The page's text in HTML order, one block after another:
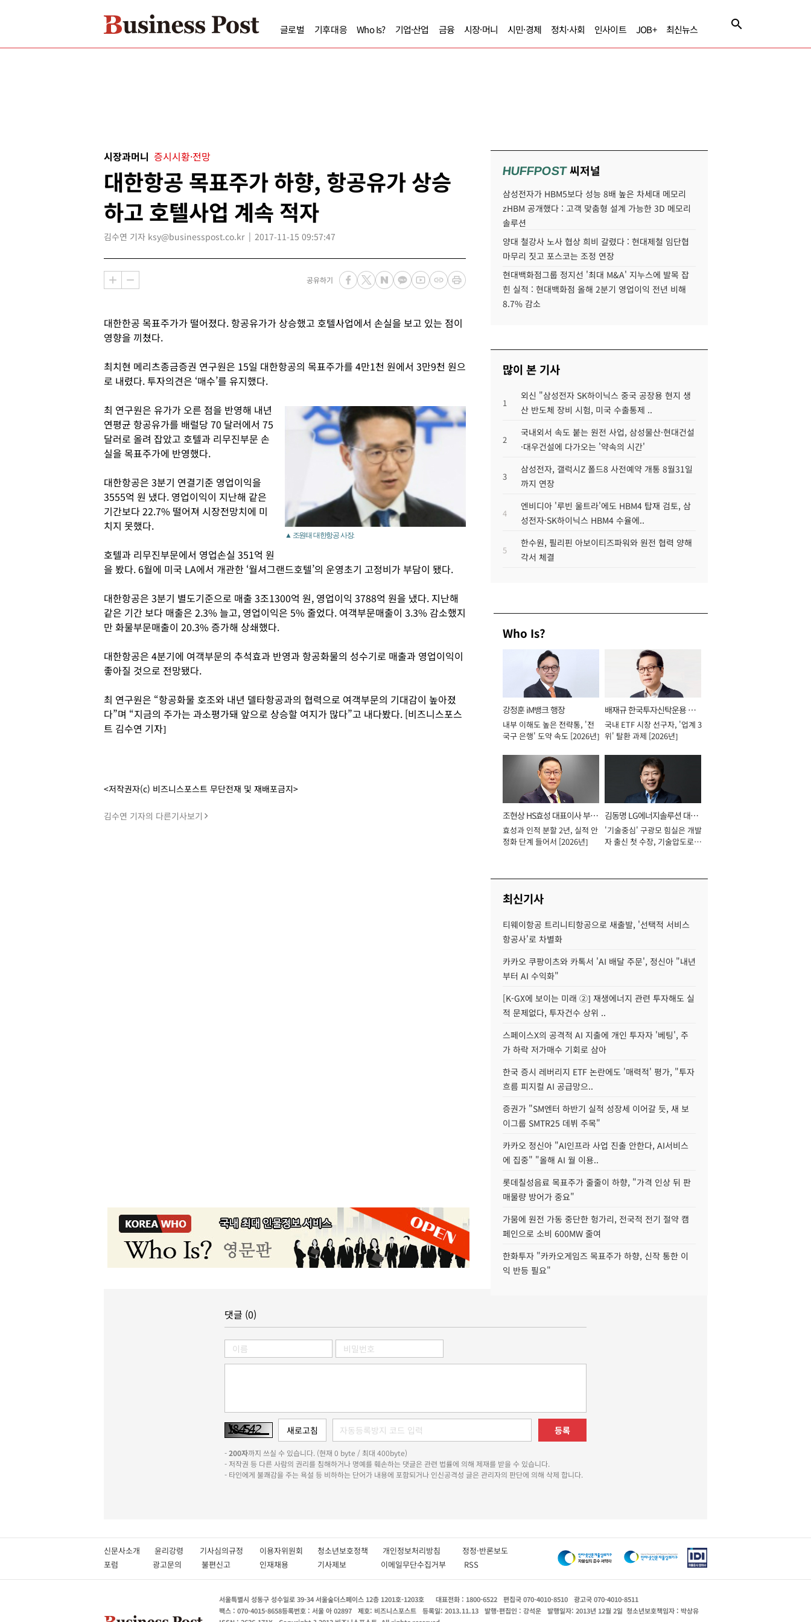
글로벌 기후대응 Who Is? 기업·산업 금융 시장·머니 시민·경제 정치·사회 인사이트 JOB+ 최신뉴스
시장과머니 증시시황·전망
대한항공 목표주가 하향, 항공유가 상승
하고 호텔사업 계속 적자
김수연 기자 ksy@businesspost.co.kr 2017-11-15 09:57:47
공유하기
대한한공 목표주가가 떨어졌다. 항공유가가 상승했고 호텔사업에서 손실을 보고 있는 점이
영향을 끼쳤다.
최치현 메리츠종금증권 연구원은 15일 대한항공의 목표주가를 4만1천 원에서 3만9천 원으
로 내렸다. 투자의견은 ‘매수’를 유지했다.
▲ 조원태 대한항공 사장.
최 연구원은 유가가 오른 점을 반영해 내년
연평균 항공유가를 배럴당 70 달러에서 75
달러로 올려 잡았고 호텔과 리무진부문 손
실을 목표주가에 반영했다.
대한항공은 3분기 연결기준 영업이익을
3555억 원 냈다. 영업이익이 지난해 같은
기간보다 22.7% 떨어져 시장전망치에 미
치지 못했다.
호텔과 리무진부문에서 영업손실 351억 원
을 봤다. 6월에 미국 LA에서 개관한 ‘월셔그랜드호텔’의 운영초기 고정비가 부담이 됐다.
대한항공은 3분기 별도기준으로 매출 3조1300억 원, 영업이익 3788억 원을 냈다. 지난해
같은 기간 보다 매출은 2.3% 늘고, 영업이익은 5% 줄었다. 여객부문매출이 3.3% 감소했지
만 화물부문매출이 20.3% 증가해 상쇄했다.
대한항공은 4분기에 여객부문의 추석효과 반영과 항공화물의 성수기로 매출과 영업이익이
좋아질 것으로 전망됐다.
최 연구원은 “항공화물 호조와 내년 델타항공과의 협력으로 여객부문의 기대감이 높아졌
다”며 “지금의 주가는 과소평가돼 앞으로 상승할 여지가 많다”고 내다봤다. [비즈니스포스
트 김수연 기자]
<저작권자(c) 비즈니스포스트 무단전재 및 재배포금지>
김수연 기자의 다른기사보기
HUFFPOST씨저널
삼성전자가 HBM5보다 성능 8배 높은 차세대 메모리
zHBM 공개했다 : 고객 맞춤형 설계 가능한 3D 메모리
솔루션
양대 철강사 노사 협상 희비 갈렸다 : 현대제철 임단협
마무리 짓고 포스코는 조정 연장
현대백화점그룹 정지선 '최대 M&A' 지누스에 발목 잡
힌 실적 : 현대백화점 올해 2분기 영업이익 전년 비해
8.7% 감소
많이 본 기사
1
외신 "삼성전자 SK하이닉스 중국 공장용 현지 생
산 반도체 장비 시험, 미국 수출통제 ..
2
국내외서 속도 붙는 원전 사업, 삼성물산·현대건설
·대우건설에 다가오는 '약속의 시간'
3
삼성전자, 갤럭시Z 폴드8 사전예약 개통 8월31일
까지 연장
4
엔비디아 '루빈 울트라'에도 HBM4 탑재 검토, 삼
성전자·SK하이닉스 HBM4 수율에..
5
한수원, 필리핀 아보이티즈파워와 원전 협력 양해
각서 체결
Who Is?
강정훈 iM뱅크 행장
내부 이해도 높은 전략통, '전
국구 은행' 도약 속도 [2026년]
배재규 한국투자신탁운용 대
표이사 사장
국내 ETF 시장 선구자, '업계 3
위' 탈환 과제 [2026년]
조현상 HS효성 대표이사 부회
장
효성과 인적 분할 2년, 실적 안
정화 단계 들어서 [2026년]
김동명 LG에너지솔루션 대표
이사 사장
'기술중심' 구광모 힘실은 개발
자 출신 첫 수장, 기술압도로
최신기사
티웨이항공 트리니티항공으로 새출발, '선택적 서비스
항공사'로 차별화
카카오 쿠팡이츠와 카톡서 'AI 배달 주문', 정신아 "내년
부터 AI 수익화"
[K-GX에 보이는 미래 ②] 재생에너지 관련 투자해도 실
적 문제없다, 투자건수 상위 ..
스페이스X의 공격적 AI 지출에 개인 투자자 '베팅', 주
가 하락 저가매수 기회로 삼아
한국 증시 레버리지 ETF 논란에도 '매력적' 평가, "투자
흐름 피지컬 AI 공급망으..
증권가 "SM엔터 하반기 실적 성장세 이어갈 듯, 새 보
이그룹 SMTR25 데뷔 주목"
카카오 정신아 "AI인프라 사업 진출 안한다, AI서비스
에 집중" "올해 AI 월 이용..
롯데칠성음료 목표주가 줄줄이 하향, "가격 인상 뒤 판
매물량 방어가 중요"
가뭄에 원전 가동 중단한 헝가리, 전국적 전기 절약 캠
페인으로 소비 600MW 줄여
한화투자 "카카오게임즈 목표주가 하향, 신작 통한 이
익 반등 필요"
댓글 (0)
등록
-200자까지 쓰실 수 있습니다. (현재 0 byte / 최대 400byte)
- 저작권 등 다른 사람의 권리를 침해하거나 명예를 훼손하는 댓글은 관련 법률에 의해 제재를 받을 수 있습니다.
- 타인에게 불쾌감을 주는 욕설 등 비하하는 단어가 내용에 포함되거나 인신공격성 글은 관리자의 판단에 의해 삭제 합니다.
신문사소개 윤리강령 기사심의규정 이용자위원회 청소년보호정책 개인정보처리방침 정정·반론보도
포럼
광고문의 불편신고 인재채용 기사제보 이메일무단수집거부 RSS
서울특별시 성동구 성수일로 39-34 서울숲더스페이스 12층 1201호-1203호 대표전화 : 1800-6522 편집국 070-4010-8510
광고국 070-4010-8511
팩스 : 070-4015-8658등록번호 : 서울 아 02897 제호: 비즈니스포스트 등록일: 2013.11.13 발행·편집인 : 강석운 발행일자: 2013년 12월 2일 청소년보호책임자 : 박상유